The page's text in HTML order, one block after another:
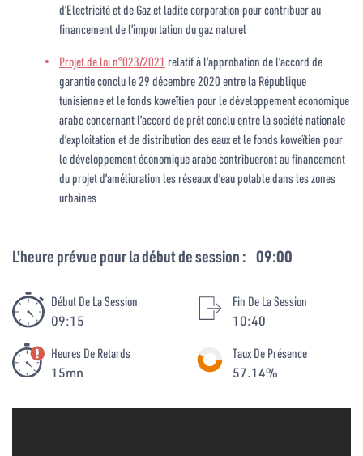
d’Electricité et de Gaz et ladite corporation pour contribuer au
financement de l’importation du gaz naturel
Projet de loi n°023/2021 relatif à l’approbation de l’accord de
garantie conclu le 29 décembre 2020 entre la République
tunisienne et le fonds koweïtien pour le développement économique
arabe concernant l’accord de prêt conclu entre la société nationale
d’exploitation et de distribution des eaux et le fonds koweïtien pour
le développement économique arabe contribueront au financement
du projet d’amélioration les réseaux d’eau potable dans les zones
urbaines
L'heure prévue pour la début de session : 09:00
Début De La Session
09:15
Fin De La Session
10:40
Heures De Retards
15mn
Taux De Présence
57.14%